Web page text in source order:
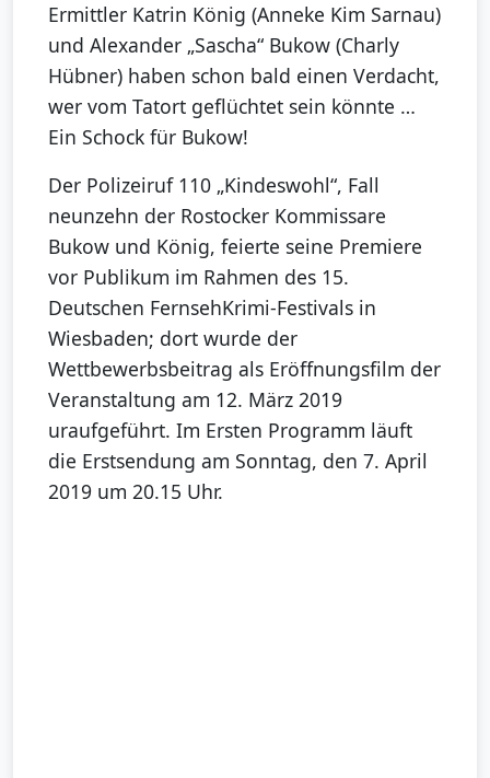
Ermittler Katrin König (Anneke Kim Sarnau)
und Alexander „Sascha“ Bukow (Charly
Hübner) haben schon bald einen Verdacht,
wer vom Tatort geflüchtet sein könnte …
Ein Schock für Bukow!
Der Polizeiruf 110 „Kindeswohl“, Fall
neunzehn der Rostocker Kommissare
Bukow und König, feierte seine Premiere
vor Publikum im Rahmen des 15.
Deutschen FernsehKrimi-Festivals in
Wiesbaden; dort wurde der
Wettbewerbsbeitrag als Eröffnungsfilm der
Veranstaltung am 12. März 2019
uraufgeführt. Im Ersten Programm läuft
die Erstsendung am Sonntag, den 7. April
2019 um 20.15 Uhr.